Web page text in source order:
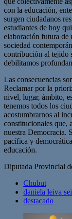
con la educación,
surgen ciudadanos
estudiantes de hoy
elaboración futura de
sociedad
contribución al tejido
debilitamos
Las consecuencias
Reclamar por la
nivel, lugar, ámbito,
tenemos todos los
acostumbrarnos al
constitucionales que,
nuestra Democracia.
pacífica y
educación.
Diputada Provincial
Chubut
daniela leiva
destacado